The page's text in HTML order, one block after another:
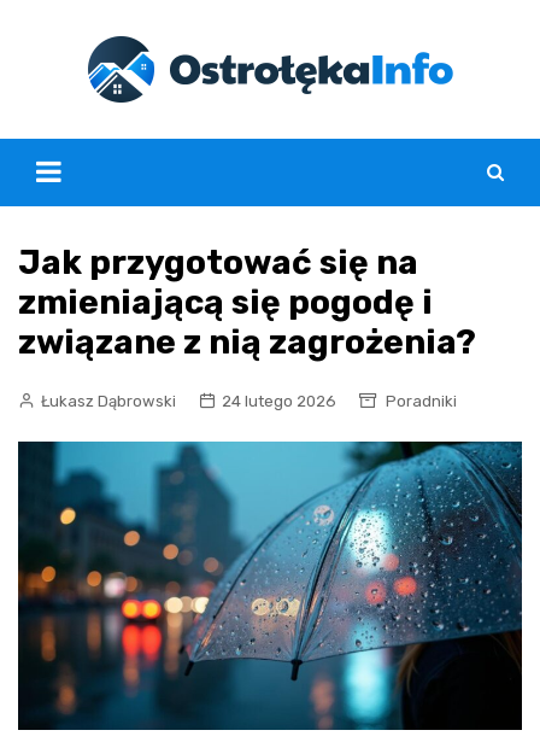
Jak przygotować się na
zmieniającą się pogodę i
związane z nią zagrożenia?
Łukasz Dąbrowski 24 lutego 2026 Poradniki